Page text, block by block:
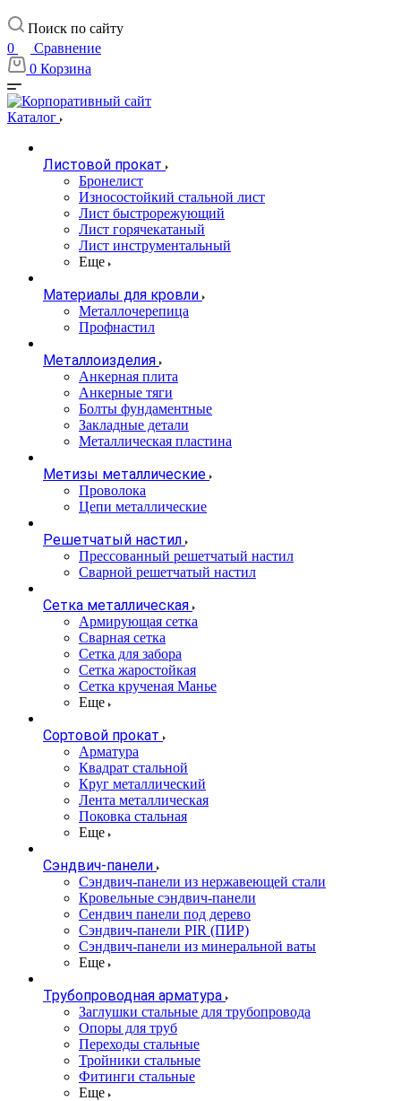
Поиск по сайту
0
Сравнение
0 Корзина
Каталог
Листовой прокат
Бронелист
Износостойкий стальной лист
Лист быстрорежующий
Лист горячекатаный
Лист инструментальный
Еще
Материалы для кровли
Металлочерепица
Профнастил
Металлоизделия
Анкерная плита
Анкерные тяги
Болты фундаментные
Закладные детали
Металлическая пластина
Метизы металлические
Проволока
Цепи металлические
Решетчатый настил
Прессованный решетчатый настил
Сварной решетчатый настил
Сетка металлическая
Армирующая сетка
Сварная сетка
Сетка для забора
Сетка жаростойкая
Сетка крученая Манье
Еще
Сортовой прокат
Арматура
Квадрат стальной
Круг металлический
Лента металлическая
Поковка стальная
Еще
Сэндвич-панели
Cэндвич-панели из нержавеющей стали
Кровельные сэндвич-панели
Сендвич панели под дерево
Сэндвич-панели PIR (ПИР)
Сэндвич-панели из минеральной ваты
Еще
Трубопроводная арматура
Заглушки стальные для трубопровода
Опоры для труб
Переходы стальные
Тройники стальные
Фитинги стальные
Еще